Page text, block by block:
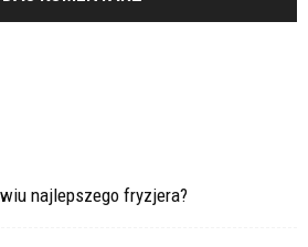
najlepszego fryzjera?